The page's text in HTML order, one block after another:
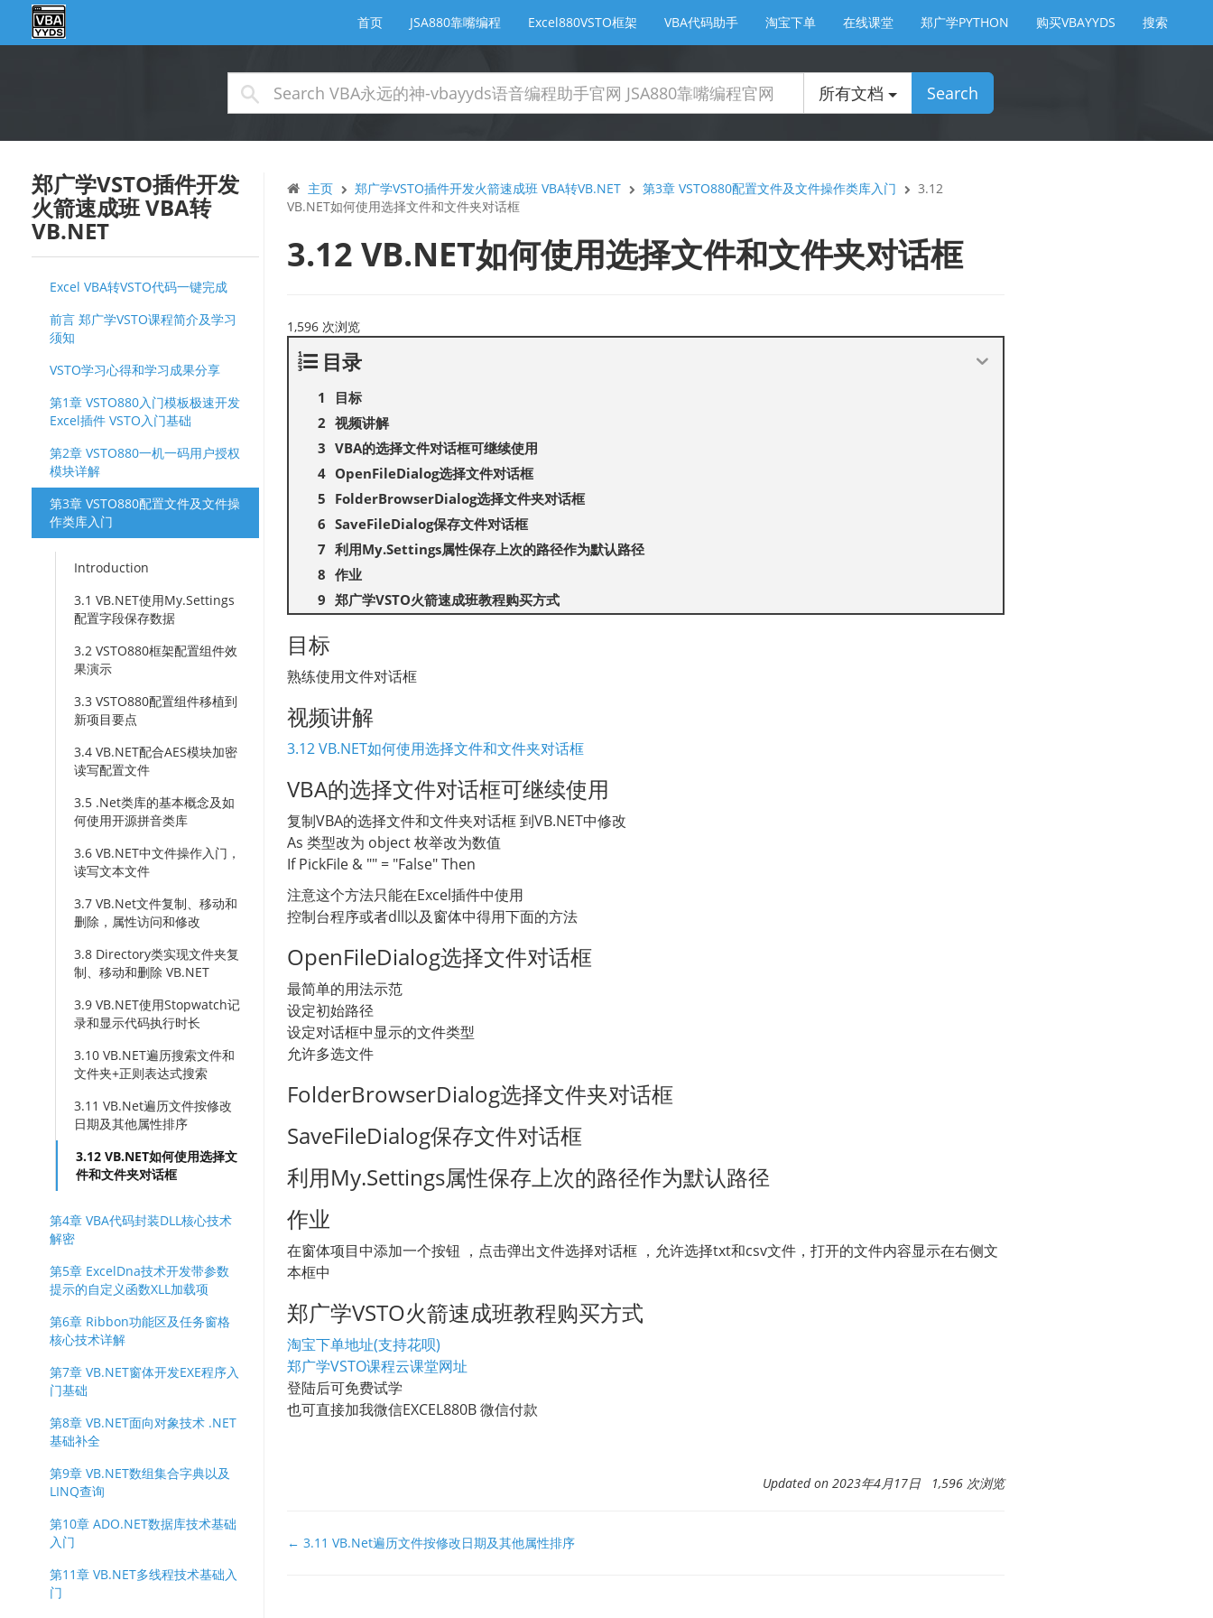
首页 JSA880靠嘴编程 Excel880VSTO框架 VBA代码助手 淘宝下单 在线课堂 郑广学PYTHON 购买VBAYYDS 搜索
所有文档 Search
郑广学VSTO插件开发
火箭速成班 VBA转
VB.NET
Excel VBA转VSTO代码一键完成
前言 郑广学VSTO课程简介及学习
须知
VSTO学习心得和学习成果分享
第1章 VSTO880入门模板极速开发
Excel插件 VSTO入门基础
第2章 VSTO880一机一码用户授权
模块详解
第3章 VSTO880配置文件及文件操
作类库入门
Introduction
3.1 VB.NET使用My.Settings
配置字段保存数据
3.2 VSTO880框架配置组件效
果演示
3.3 VSTO880配置组件移植到
新项目要点
3.4 VB.NET配合AES模块加密
读写配置文件
3.5 .Net类库的基本概念及如
何使用开源拼音类库
3.6 VB.NET中文件操作入门，
读写文本文件
3.7 VB.Net文件复制、移动和
删除，属性访问和修改
3.8 Directory类实现文件夹复
制、移动和删除 VB.NET
3.9 VB.NET使用Stopwatch记
录和显示代码执行时长
3.10 VB.NET遍历搜索文件和
文件夹+正则表达式搜索
3.11 VB.Net遍历文件按修改
日期及其他属性排序
3.12 VB.NET如何使用选择文
件和文件夹对话框
第4章 VBA代码封装DLL核心技术
解密
第5章 ExcelDna技术开发带参数
提示的自定义函数XLL加载项
第6章 Ribbon功能区及任务窗格
核心技术详解
第7章 VB.NET窗体开发EXE程序入
门基础
第8章 VB.NET面向对象技术 .NET
基础补全
第9章 VB.NET数组集合字典以及
LINQ查询
第10章 ADO.NET数据库技术基础
入门
第11章 VB.NET多线程技术基础入
门
主页 郑广学VSTO插件开发火箭速成班 VBA转VB.NET 第3章 VSTO880配置文件及文件操作类库入门
3.12
VB.NET如何使用选择文件和文件夹对话框
3.12 VB.NET如何使用选择文件和文件夹对话框
1,596 次浏览
目录
目标
视频讲解
VBA的选择文件对话框可继续使用
OpenFileDialog选择文件对话框
FolderBrowserDialog选择文件夹对话框
SaveFileDialog保存文件对话框
利用My.Settings属性保存上次的路径作为默认路径
作业
郑广学VSTO火箭速成班教程购买方式
目标
熟练使用文件对话框
视频讲解
3.12 VB.NET如何使用选择文件和文件夹对话框
VBA的选择文件对话框可继续使用
复制VBA的选择文件和文件夹对话框 到VB.NET中修改
As 类型改为 object 枚举改为数值
If PickFile & "" = "False" Then
注意这个方法只能在Excel插件中使用
控制台程序或者dll以及窗体中得用下面的方法
OpenFileDialog选择文件对话框
最简单的用法示范
设定初始路径
设定对话框中显示的文件类型
允许多选文件
FolderBrowserDialog选择文件夹对话框
SaveFileDialog保存文件对话框
利用My.Settings属性保存上次的路径作为默认路径
作业
在窗体项目中添加一个按钮 ，点击弹出文件选择对话框 ，允许选择txt和csv文件，打开的文件内容显示在右侧文
本框中
郑广学VSTO火箭速成班教程购买方式
淘宝下单地址(支持花呗)
郑广学VSTO课程云课堂网址
登陆后可免费试学
也可直接加我微信EXCEL880B 微信付款
Updated on 2023年4月17日 1,596 次浏览
文
← 3.11 VB.Net遍历文件按修改日期及其他属性排序